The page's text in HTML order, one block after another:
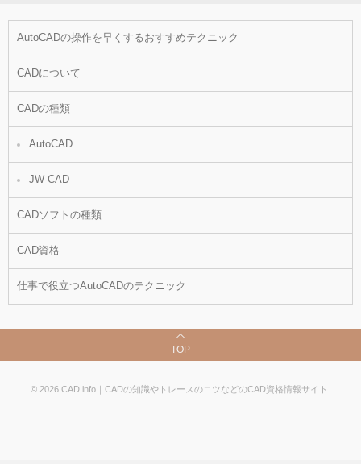
AutoCADの操作を早くするおすすめテクニック
CADについて
CADの種類
AutoCAD
JW-CAD
CADソフトの種類
CAD資格
仕事で役立つAutoCADのテクニック
TOP
© 2026 CAD.info｜CADの知識やトレースのコツなどのCAD資格情報サイト .